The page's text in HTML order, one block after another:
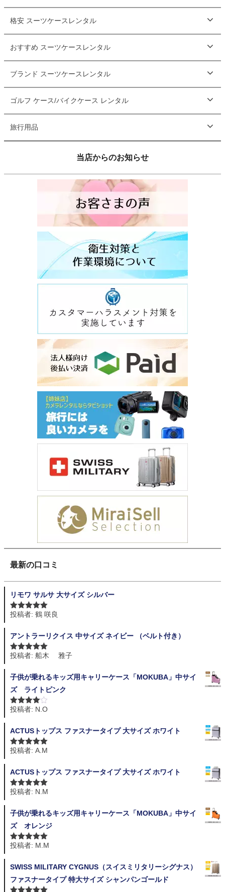
格安 スーツケースレンタル
おすすめ スーツケースレンタル
ブランド スーツケースレンタル
ゴルフ ケース/バイクケース レンタル
旅行用品
当店からのお知らせ
最新の口コミ
リモワ サルサ 大サイズ シルバー
5段階中 5の
投稿者: 鶴 咲良
アントラーリクイス 中サイズ ネイビー （ベルト付き）
5段階中 5の
投稿者: 船木 雅子
子供が乗れるキッズ用キャリーケース「MOKUBA」中サイ
ズ ライトピンク
5段階中 4
投稿者: N.O
ACTUSトップス ファスナータイプ 大サイズ ホワイト
5段階中 5の
投稿者: A.M
ACTUSトップス ファスナータイプ 大サイズ ホワイト
5段階中 5の
投稿者: N.M
子供が乗れるキッズ用キャリーケース「MOKUBA」中サイ
ズ オレンジ
5段階中 5の
投稿者: M.M
SWISS MILITARY CYGNUS（スイスミリタリーシグナス）
ファスナータイプ 特大サイズ シャンパンゴールド